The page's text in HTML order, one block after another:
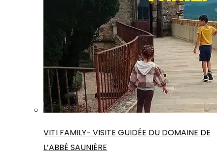
VITI FAMILY- VISITE GUIDÉE DU DOMAINE DE
L’ABBÉ SAUNIÈRE